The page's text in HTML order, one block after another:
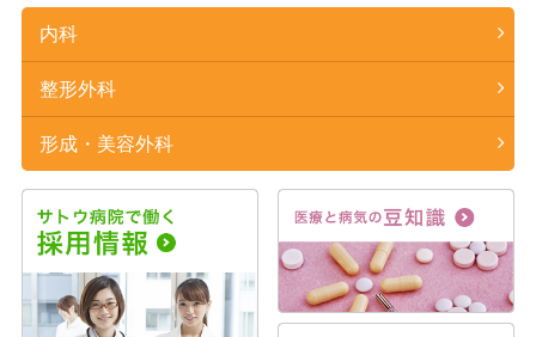
内科
整形外科
形成・美容外科